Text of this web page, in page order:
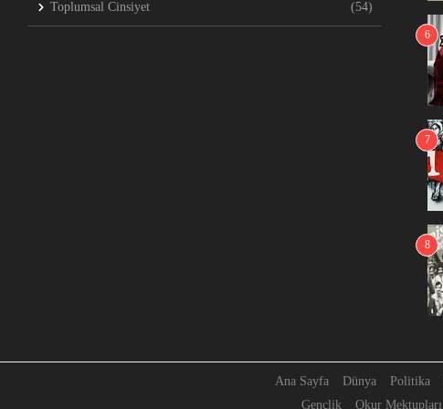
Toplumsal Cinsiyet (54)
6
7
8
Ana Sayfa Dünya Politika
Gençlik
Okur Mektupları